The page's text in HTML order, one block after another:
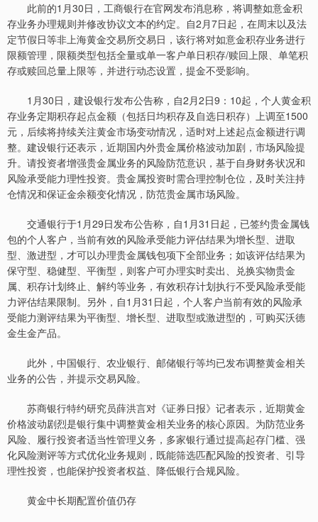
此前的1月30日，工商银行在官网发布消息称，将调整如意金积
存业务办理规则并修改协议文本的约定。自2月7日起，在周末以及法
定节假日等非上海黄金交易所交易日，该行将对如意金积存业务进行
限额管理，限额类型包括全量或单一客户单日积存/赎回上限、单笔积
存或赎回总量上限等，并进行动态设置，提金不受影响。
1月30日，建设银行发布公告称，自2月2日9：10起，个人黄金积
存业务定期积存起点金额（包括日均积存及自选日积存）上调至1500
元，后续将持续关注黄金市场变动情况，适时对上述起点金额进行调
整。建设银行还表示，近期国内外贵金属价格波动加剧，市场风险提
升。请投资者增强贵金属业务的风险防范意识，基于自身财务状况和
风险承受能力理性投资。贵金属投资时需合理控制仓位，及时关注持
仓情况和保证金余额变化情况，防范贵金属市场风险。
交通银行于1月29日发布公告称，自1月31日起，已签约贵金属钱
包的个人客户，当前有效的风险承受能力评估结果为增长型、进取
型、激进型，才可以办理贵金属钱包项下全部业务；如该评估结果为
保守型、稳健型、平衡型，则客户可办理实时卖出、兑换实物贵金
属、积存计划终止、解约等业务，有效积存计划执行不受风险承受能
力评估结果限制。另外，自1月31日起，个人客户当前有效的风险承
受能力测评结果为平衡型、增长型、进取型或激进型的，可购买沃德
金生金产品。
此外，中国银行、农业银行、邮储银行等均已发布调整黄金相关
业务的公告，并提示交易风险。
苏商银行特约研究员薛洪言对《证券日报》记者表示，近期黄金
价格波动剧烈是银行集中调整黄金相关业务的核心原因。为防范业务
风险、履行投资者适当性管理义务，多家银行通过提高起存门槛、强
化风险测评等方式优化业务规则，既能筛选匹配风险的投资者、引导
理性投资，也能保护投资者权益、降低银行合规风险。
黄金中长期配置价值仍存